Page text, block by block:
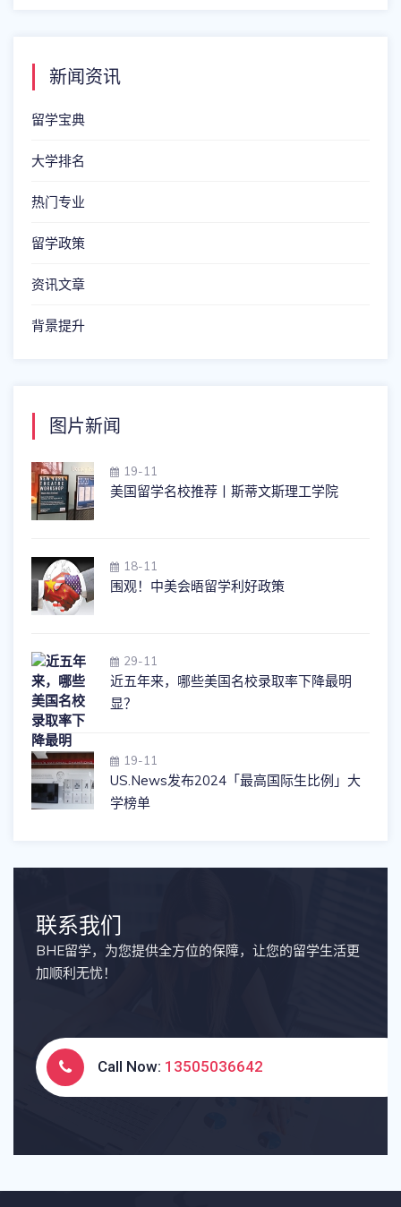
新闻资讯
留学宝典
大学排名
热门专业
留学政策
资讯文章
背景提升
图片新闻
19-11
美国留学名校推荐丨斯蒂文斯理工学院
18-11
围观！中美会晤留学利好政策
29-11
近五年来，哪些美国名校录取率下降最明
显？
19-11
US.News发布2024「最高国际生比例」大
学榜单
联系我们
BHE留学，为您提供全方位的保障，让您的留学生活更
加顺利无忧！
Call Now: 13505036642